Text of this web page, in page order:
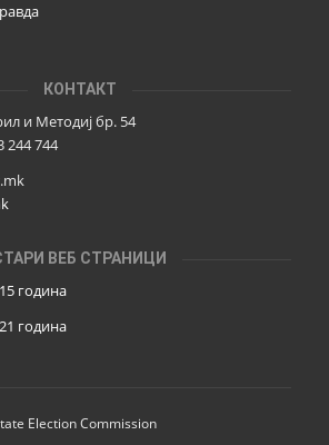
КОНТАКТ
и Методиј бр. 54
244 744
ВЕБ СТРАНИЦИ
година
година
Election Commission